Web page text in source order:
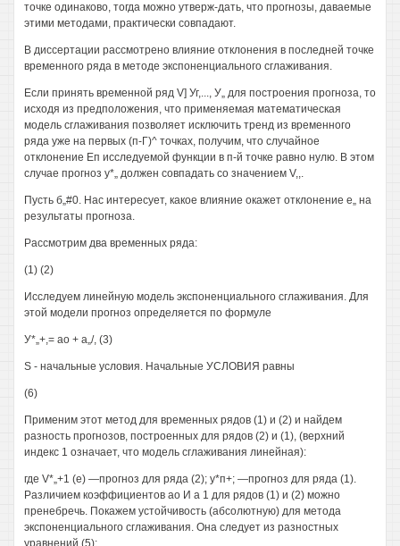
точке одинаково, тогда можно утверж-дать, что прогнозы, даваемые
этими методами, практически совпадают.
В диссертации рассмотрено влияние отклонения в последней точке
временного ряда в методе экспоненциального сглаживания.
Если принять временной ряд V] Уг,..., У„ для построения прогноза, то
исходя из предположения, что применяемая математическая
модель сглаживания позволяет исключить тренд из временного
ряда уже на первых (п-Г)^ точках, получим, что случайное
отклонение Еп исследуемой функции в п-й точке равно нулю. В этом
случае прогноз у*„ должен совпадать со значением V,,.
Пусть б„#0. Нас интересует, какое влияние окажет отклонение е„ на
результаты прогноза.
Рассмотрим два временных ряда:
(1) (2)
Исследуем линейную модель экспоненциального сглаживания. Для
этой модели прогноз определяется по формуле
У*„+,= ао + а„/, (3)
S - начальные условия. Начальные УСЛОВИЯ равны
(6)
Применим этот метод для временных рядов (1) и (2) и найдем
разность прогнозов, построенных для рядов (2) и (1), (верхний
индекс 1 означает, что модель сглаживания линейная):
где V*„+1 (е) —прогноз для ряда (2); у*п+; —прогноз для ряда (1).
Различием коэффициентов ао И а 1 для рядов (1) и (2) можно
пренебречь. Покажем устойчивость (абсолютную) для метода
экспоненциального сглаживания. Она следует из разностных
уравнений (5):